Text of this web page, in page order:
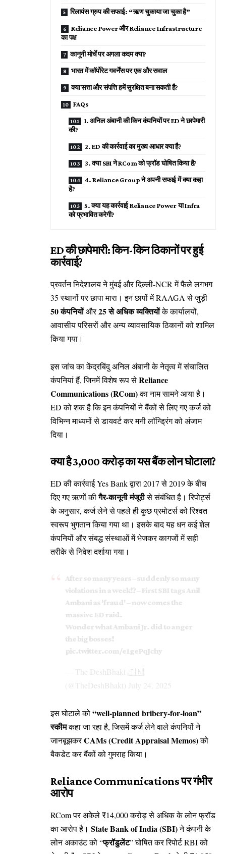
रिलायंस ग्रुप की सफाई: “ऋण चुकाया जा चुका है”
Reliance Power और Reliance Infrastructure
का पक्ष
कानूनी मोर्चे पर अगला कदम क्या?
भारत में कॉर्पोरेट गवर्नेंस पर एक और सवाल
क्या सत्ता और संपत्ति हमें सुरक्षित बना सकती है?
FAQs
1. अनिल अंबानी की किन कंपनियों पर ED ने छापेमारी
की?
2. ED की कार्रवाई का मुख्य आधार क्या है?
3. क्या SBI ने RCom को फ्रॉड घोषित किया है?
4. Reliance Group ने अपनी सफाई में क्या कहा
है?
5. क्या यह कार्रवाई Reliance Power या Infra
को प्रभावित करेगी?
ED की छापेमारी: किन-किन ठिकानों पर हुई
कार्रवाई?
प्रवर्तन निदेशालय ने मुंबई और दिल्ली-NCR में फैले लगभग
35 स्थानों पर छापा मारा। इन छापों में RAAGA से जुड़ी
50 कंपनियोंऔर25 से अधिक व्यक्तियोंके कार्यालयों,
आवासीय परिसरों और अन्य व्यावसायिक ठिकानों को शामिल
किया गया।
इस जांच का केंद्रबिंदु अनिल अंबानी के नेतृत्व में संचालित
कंपनियां हैं, जिनमें विशेष रूप सेReliance
Communications (RCom)का नाम सामने आया है।
ED को शक है कि इन कंपनियों ने बैंकों से लिए गए कर्ज को
विभिन्न माध्यमों से डायवर्ट कर मनी लॉन्ड्रिंग को अंजाम
दिया।
क्या है ₹3,000 करोड़ का यस बैंक लोन घोटाला?
ED की कार्रवाई Yes Bank द्वारा 2017 से 2019 के बीच
दिए गए ऋणों कीगैर-कानूनी मंजूरीसे संबंधित है। रिपोर्ट्स
के अनुसार, कर्ज लेने से पहले ही कुछ प्रमोटर्स को रिश्वत
स्वरूप भुगतान किया गया था। इसके बाद यह धन कई शेल
कंपनियों और संबद्ध संस्थाओं में भेजकर कागजों में सही
तरीके से निवेश दर्शाया गया।
After so many years – suddenly so many
violations in a week!? – First SBI tags Anil
Ambani as 'fraud' – now comes the
massive ED raid.
Wonder what Ambani Jr. did to anger
the big bosses!
pic.twitter.com/e1gePqJchy
— The DeshBhakt 🇮🇳
(@TheDeshBhakt) July 24, 2025
इस घोटाले को“well-planned bribery-for-loan”
स्कीमकहा जा रहा है, जिसमें कर्ज लेने वाले कंपनियों ने
जानबूझकरCAMs (Credit Appraisal Memos)को
बैकडेट कर बैंकों को गुमराह किया।
Reliance Communications पर गंभीर
आरोप
RCom पर अकेले ₹14,000 करोड़ से अधिक के लोन फ्रॉड
का आरोप है। State Bank of India (SBI)ने कंपनी के
लोन अकाउंट को “फ्रॉडुलेंट” घोषित कर रिपोर्ट RBI को